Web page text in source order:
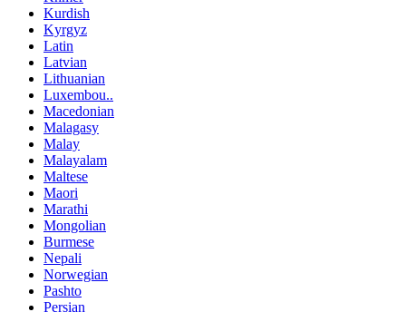
Kurdish
Kyrgyz
Latin
Latvian
Lithuanian
Luxembou..
Macedonian
Malagasy
Malay
Malayalam
Maltese
Maori
Marathi
Mongolian
Burmese
Nepali
Norwegian
Pashto
Persian